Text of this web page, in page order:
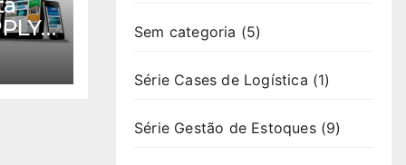
Sem categoria (5)
Série Cases de Logística (1)
Série Gestão de Estoques(9)